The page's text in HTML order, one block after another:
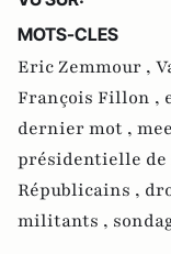
MOTS-CLES
Eric Zemmour ,
François Fillon ,
dernier mot ,
présidentielle de
Républicains ,
militants ,